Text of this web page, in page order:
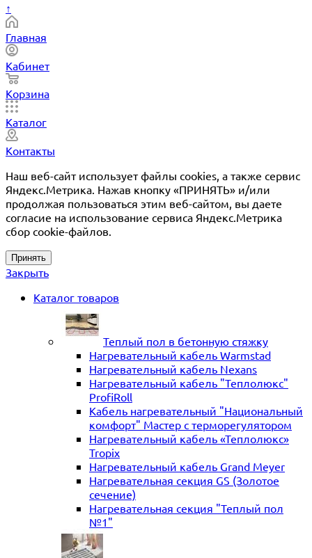
↑
Главная
Кабинет
Корзина
Каталог
Контакты
Наш веб-сайт использует файлы cookies, а также сервис
Яндекс.Метрика. Нажав кнопку «ПРИНЯТЬ» и/или
продолжая пользоваться этим веб-сайтом, вы даете
согласие на использование сервиса Яндекс.Метрика
сбор cookie-файлов.
Принять
Закрыть
Каталог товаров
Теплый пол в бетонную стяжку
Нагревательный кабель Warmstad
Нагревательный кабель Nexans
Нагревательный кабель "Теплолюкс"
ProfiRoll
Кабель нагревательный "Национальный
комфорт" Мастер с терморегулятором
Нагревательный кабель «Теплолюкс»
Tropix
Нагревательный кабель Grand Meyer
Нагревательная секция GS (Золотое
сечение)
Нагревательная секция "Теплый пол
№1"